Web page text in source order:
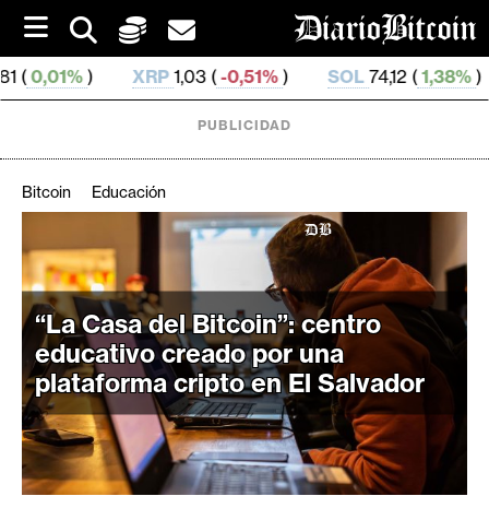
i
p
t
o
XRP1,03 ( -0,51%) SOL74,12 ( 1,38%) TRX
C
r
i
p
t
o
M
e
r
c
PUBLICIDAD
Bitcoin Educación
“La Casa del Bitcoin”: centro
educativo creado por una
plataforma cripto en El Salvador